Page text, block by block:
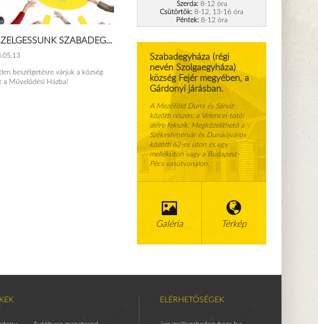
SZABADEG...
beszélgetésre várjuk a község
a Művelődési Házba!
Szerda:8-12 óra
Csütörtök: 8-12, 13-16 óra
Péntek:8-12 óra
Szabadegyháza (régi
nevén Szolgaegyháza)
község Fejér megyében, a
Gárdonyi járásban.
A Mezőföld Duna és Sárvíz
közötti részén, a Velencei-tótól
délre fekszik. Megközelíthető a
Székesfehérvár és Dunaújváros
közötti 62-es úton és egy
mellékúton vagy a Budapest-
Pécs vasútvonalon.
Galéria Térkép
ELÉRHETŐSÉGEK